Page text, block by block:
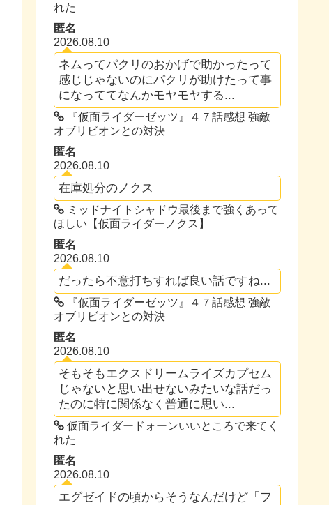
れた
匿名
2026.08.10
ネムってパクリのおかげで助かったって
感じじゃないのにパクリが助けたって事
になっててなんかモヤモヤする...
『仮面ライダーゼッツ』４７話感想 強敵
オブリビオンとの対決
匿名
2026.08.10
在庫処分のノクス
ミッドナイトシャドウ最後まで強くあって
ほしい【仮面ライダーノクス】
匿名
2026.08.10
だったら不意打ちすれば良い話ですね...
『仮面ライダーゼッツ』４７話感想 強敵
オブリビオンとの対決
匿名
2026.08.10
そもそもエクスドリームライズカプセム
じゃないと思い出せないみたいな話だっ
たのに特に関係なく普通に思い...
仮面ライダードォーンいいところで来てく
れた
匿名
2026.08.10
エグゼイドの頃からそうなんだけど「フ